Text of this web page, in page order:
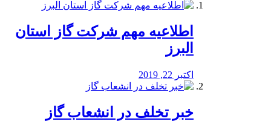
️اطلاعیه مهم شرکت گاز استان
البرز
اکتبر 22, 2019
خبر تخلف در انشعاب گاز